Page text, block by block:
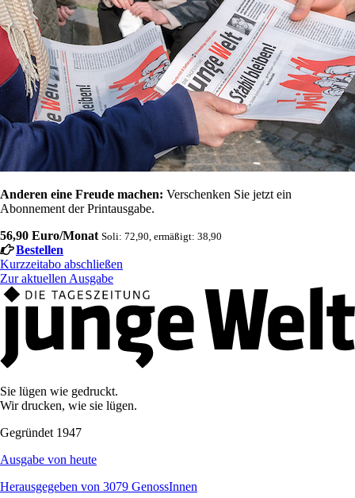
Anderen eine Freude machen: Verschenken Sie jetzt ein
Abonnement der Printausgabe.
56,90 Euro/Monat Soli: 72,90, ermäßigt: 38,90
Bestellen
Kurzzeitabo abschließen
Zur aktuellen Ausgabe
Sie lügen wie gedruckt.
Wir drucken, wie sie lügen.
Gegründet 1947
Ausgabe von heute
Herausgegeben von 3079 GenossInnen